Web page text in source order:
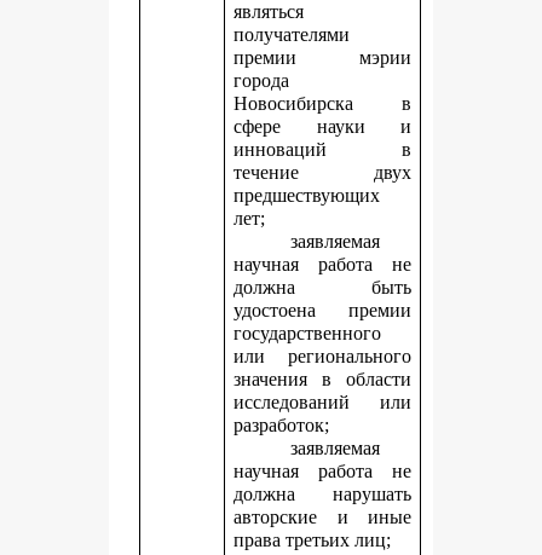
являться
получателями
премии мэрии
города
Новосибирска в
сфере науки и
инноваций в
течение двух
предшествующих
лет;
заявляемая
научная работа не
должна быть
удостоена премии
государственного
или регионального
значения в области
исследований или
разработок;
заявляемая
научная работа не
должна нарушать
авторские и иные
права третьих лиц;